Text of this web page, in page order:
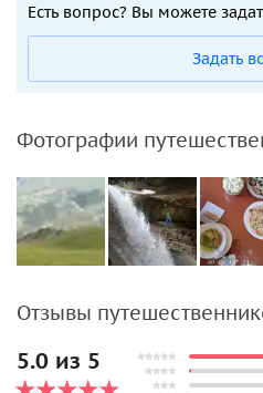
Есть вопрос? Вы можете
Задать
Фотографии
Отзывы
5.0 из 5